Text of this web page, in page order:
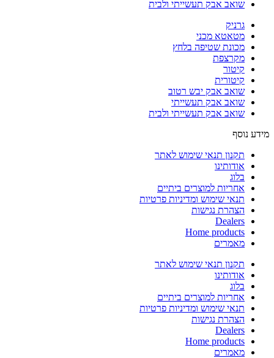
שואב אבק תעשייתי ולבית
גרניק
מטאטא מכני
מכונת שטיפה בלחץ
מקרצפת
קיטור
קיטורית
שואב אבק יבש רטוב
שואב אבק תעשייתי
שואב אבק תעשייתי ולבית
מידע נוסף
תקנון תנאי שימוש לאתר
אודותינו
בלוג
אחריות למוצרים ביתיים
תנאי שימוש ומדיניות פרטיות
הצהרת נגישות
Dealers
Home products
מאמרים
תקנון תנאי שימוש לאתר
אודותינו
בלוג
אחריות למוצרים ביתיים
תנאי שימוש ומדיניות פרטיות
הצהרת נגישות
Dealers
Home products
מאמרים